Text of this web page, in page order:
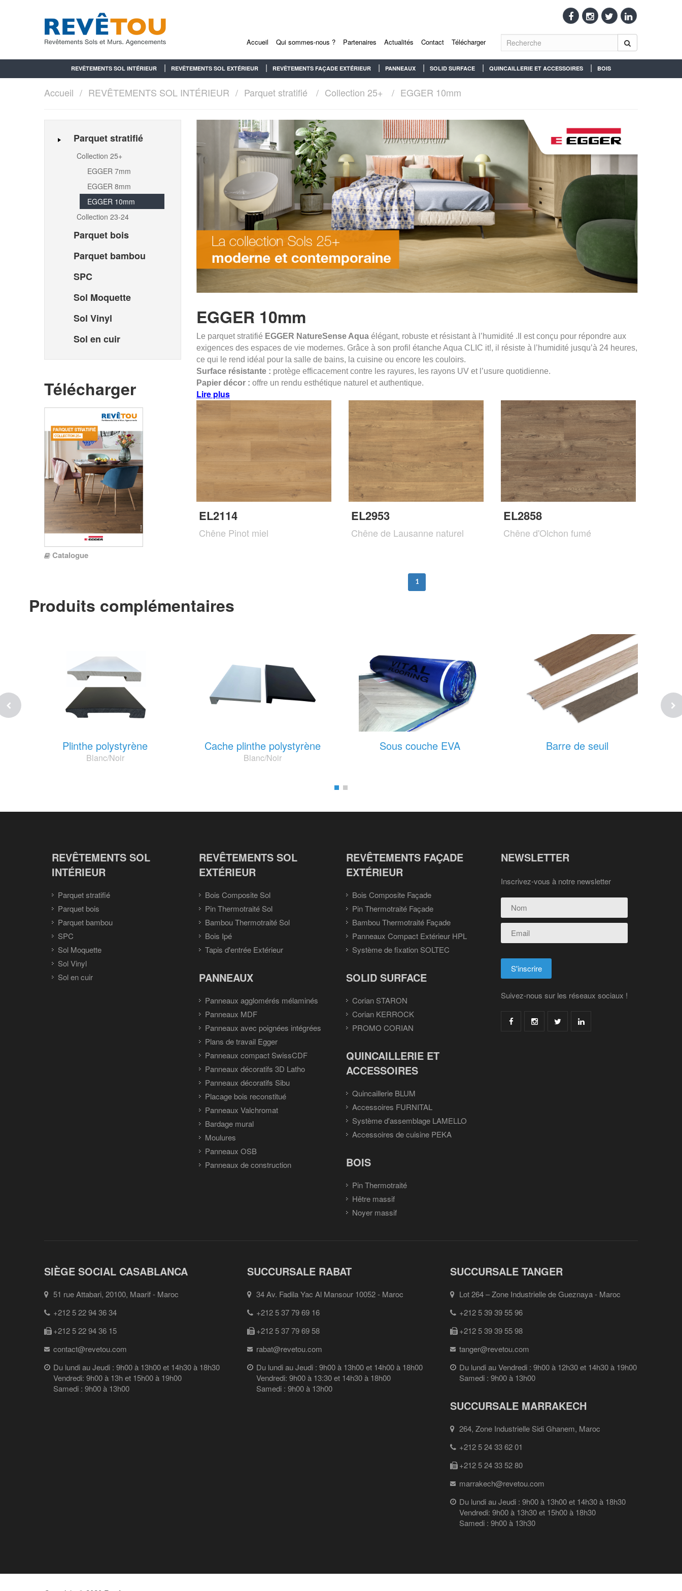
Accueil Qui sommes-nous ? Partenaires Actualités Contact Télécharger
REVÊTEMENTS SOL INTÉRIEUR REVÊTEMENTS SOL EXTÉRIEUR REVÊTEMENTS FAÇADE EXTÉRIEUR PANNEAUX SOLID SURFACE QUINCAILLERIE ET ACCESSOIRES BOIS
Accueil REVÊTEMENTS SOL INTÉRIEUR Parquet stratifié Collection 25+ EGGER 10mm
Parquet stratifié
Collection 25+
EGGER 7mm
EGGER 8mm
EGGER 10mm
Collection 23-24
Parquet bois
Parquet bambou
SPC
Sol Moquette
Sol Vinyl
Sol en cuir
Télécharger
Catalogue
EGGER 10mm
Le parquet stratifié EGGER NatureSense Aqua élégant, robuste et résistant à l’humidité .Il est conçu pour répondre aux
exigences des espaces de vie modernes. Grâce à son profil étanche Aqua CLIC it!, il résiste à l’humidité jusqu’à 24 heures,
ce qui le rend idéal pour la salle de bains, la cuisine ou encore les couloirs.
Surface résistante : protège efficacement contre les rayures, les rayons UV et l’usure quotidienne.
Papier décor : offre un rendu esthétique naturel et authentique.
Lire plus
EL2114
Chêne Pinot miel
EL2953
Chêne de Lausanne naturel
EL2858
Chêne d'Olchon fumé
1
Produits complémentaires
Plinthe polystyrène
Blanc/Noir
Cache plinthe polystyrène
Blanc/Noir
Sous couche EVA Barre de seuil
REVÊTEMENTS SOL
INTÉRIEUR
Parquet stratifié
Parquet bois
Parquet bambou
SPC
Sol Moquette
Sol Vinyl
Sol en cuir
REVÊTEMENTS SOL
EXTÉRIEUR
Bois Composite Sol
Pin Thermotraité Sol
Bambou Thermotraité Sol
Bois Ipé
Tapis d'entrée Extérieur
REVÊTEMENTS FAÇADE
EXTÉRIEUR
Bois Composite Façade
Pin Thermotraité Façade
Bambou Thermotraité Façade
Panneaux Compact Extérieur HPL
Système de fixation SOLTEC
PANNEAUX
Panneaux agglomérés mélaminés
Panneaux MDF
Panneaux avec poignées intégrées
Plans de travail Egger
Panneaux compact SwissCDF
Panneaux décoratifs 3D Latho
Panneaux décoratifs Sibu
Placage bois reconstitué
Panneaux Valchromat
Bardage mural
Moulures
Panneaux OSB
Panneaux de construction
SOLID SURFACE
Corian STARON
Corian KERROCK
PROMO CORIAN
QUINCAILLERIE ET
ACCESSOIRES
Quincaillerie BLUM
Accessoires FURNITAL
Système d'assemblage LAMELLO
Accessoires de cuisine PEKA
BOIS
Pin Thermotraité
Hêtre massif
Noyer massif
NEWSLETTER
Inscrivez-vous à notre newsletter
Suivez-nous sur les réseaux sociaux !
SIÈGE SOCIAL CASABLANCA
51 rue Attabari, 20100, Maarif - Maroc
+212 5 22 94 36 34
+212 5 22 94 36 15
contact@revetou.com
Du lundi au Jeudi : 9h00 à 13h00 et 14h30 à 18h30
Vendredi: 9h00 à 13h et 15h00 à 19h00
Samedi : 9h00 à 13h00
SUCCURSALE RABAT
34 Av. Fadila Yac Al Mansour 10052 - Maroc
+212 5 37 79 69 16
+212 5 37 79 69 58
rabat@revetou.com
Du lundi au Jeudi : 9h00 à 13h00 et 14h00 à 18h00
Vendredi: 9h00 à 13:30 et 14h30 à 18h00
Samedi : 9h00 à 13h00
SUCCURSALE TANGER
Lot 264 – Zone Industrielle de Gueznaya - Maroc
+212 5 39 39 55 96
+212 5 39 39 55 98
tanger@revetou.com
Du lundi au Vendredi : 9h00 à 12h30 et 14h30 à 19h00
Samedi : 9h00 à 13h00
SUCCURSALE MARRAKECH
264, Zone Industrielle Sidi Ghanem, Maroc
+212 5 24 33 62 01
+212 5 24 33 52 80
marrakech@revetou.com
Du lundi au Jeudi : 9h00 à 13h00 et 14h30 à 18h30
Vendredi: 9h00 à 13h30 et 15h00 à 18h30
Samedi : 9h00 à 13h30